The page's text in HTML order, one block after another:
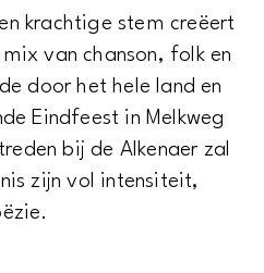
krachtige stem creëert
van chanson, folk en
door het hele land en
Eindfeest in Melkweg
bij de Alkenaer zal
zijn vol intensiteit,